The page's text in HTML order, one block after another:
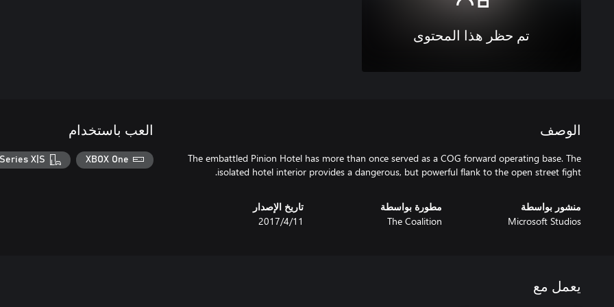
تم حظر هذا المحتوى
الوصف
The embattled Pinion Hotel has more than once served as a COG forward operating base. The
isolated hotel interior provides a dangerous, but powerful flank to the open street fight.
منشور بواسطة
Microsoft Studios
مطورة بواسطة
The Coalition
تاريخ الإصدار
11‏/4‏/2017
العب باستخدام
XBOX One
X|S
يعمل مع